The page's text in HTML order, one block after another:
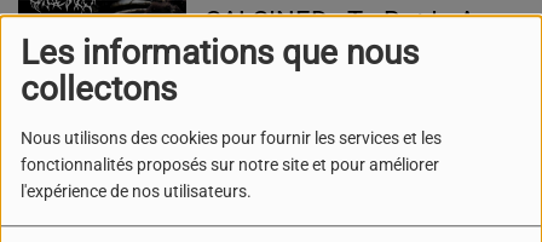
Les informations que nous
collectons
Nous utilisons des cookies pour fournir les services et les
fonctionnalités proposés sur notre site et pour améliorer
l'expérience de nos utilisateurs.
CALCINED - To Rot In A
Honeybeam -
CARNET DE CONCERT -